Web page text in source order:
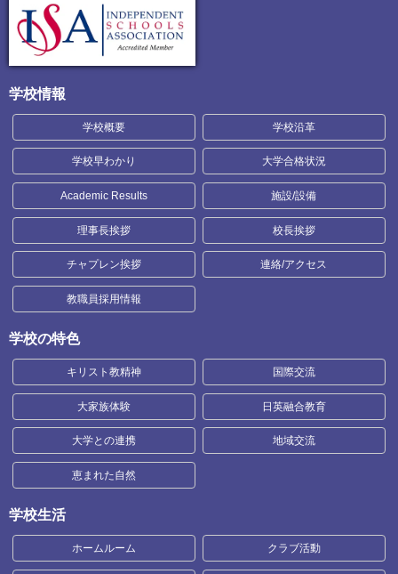
学校情報
学校概要 学校沿革
学校早わかり 大学合格状況
Academic Results 施設/設備
理事長挨拶 校長挨拶
チャプレン挨拶 連絡/アクセス
教職員採用情報
学校の特色
キリスト教精神 国際交流
大家族体験 日英融合教育
大学との連携 地域交流
恵まれた自然
学校生活
ホームルーム クラブ活動